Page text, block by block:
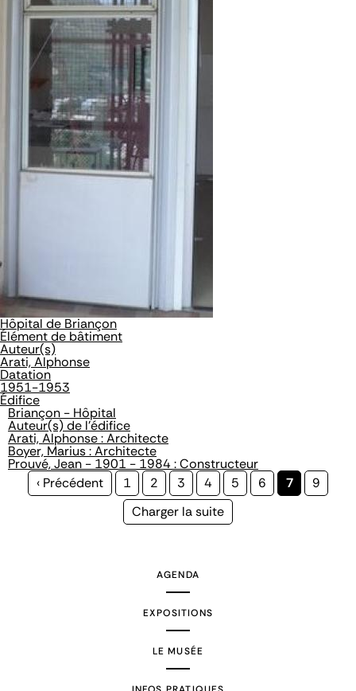
Hôpital de Briançon
Élément de bâtiment
Auteur(s)
Arati, Alphonse
Datation
1951-1953
Édifice
Briançon - Hôpital
Auteur(s) de l'édifice
Arati, Alphonse : Architecte
Boyer, Marius : Architecte
Prouvé, Jean - 1901 - 1984 : Constructeur
Page
‹ Précédent Page
1 Page
2 Page
3 Page
4 Page
5 Page
6
Page
7 Page
9
Page
Charger la suite
AGENDA
EXPOSITIONS
LE MUSÉE